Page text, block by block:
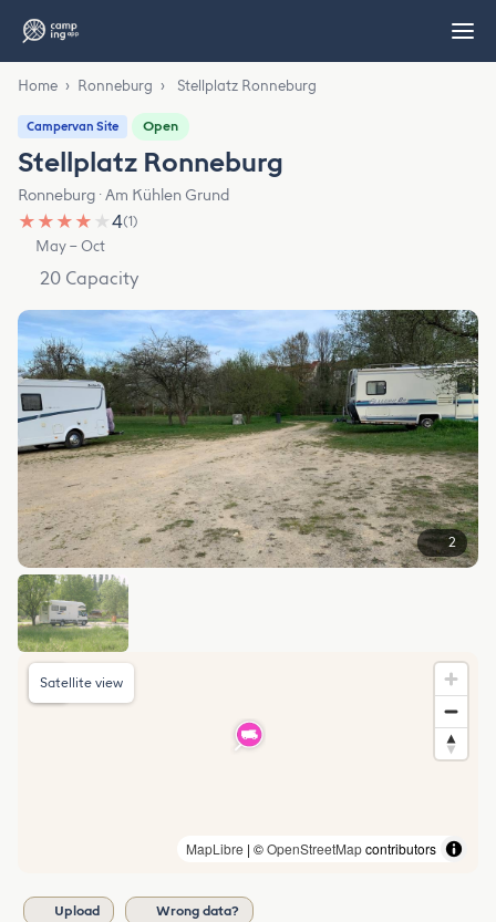
Home › Ronneburg › Stellplatz Ronneburg
Campervan Site Open
Stellplatz Ronneburg
Ronneburg · Am Kühlen Grund
★ ★ ★ ★ ★4(1)
May – Oct
20 Capacity
2
MapLibre | ©OpenStreetMapcontributors
Satellite view
Upload Wrong data?